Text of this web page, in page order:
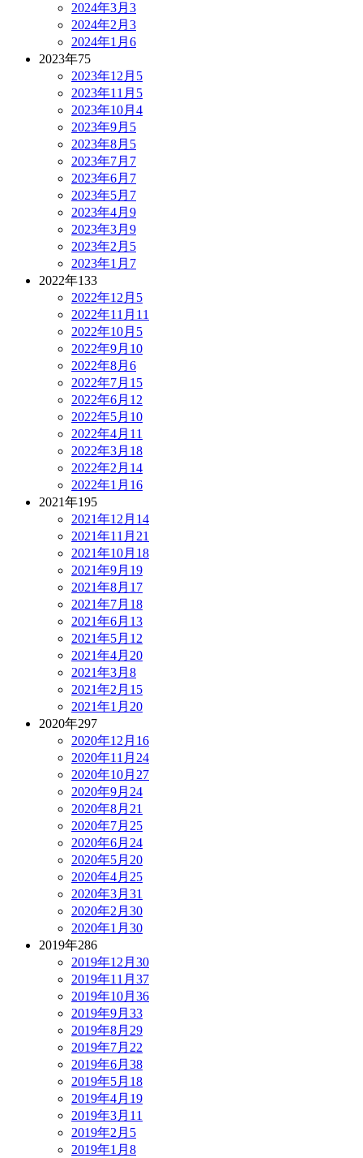
2024年3月 3
2024年2月 3
2024年1月 6
2023年75
2023年12月 5
2023年11月 5
2023年10月 4
2023年9月 5
2023年8月 5
2023年7月 7
2023年6月 7
2023年5月 7
2023年4月 9
2023年3月 9
2023年2月 5
2023年1月 7
2022年133
2022年12月 5
2022年11月 11
2022年10月 5
2022年9月 10
2022年8月 6
2022年7月 15
2022年6月 12
2022年5月 10
2022年4月 11
2022年3月 18
2022年2月 14
2022年1月 16
2021年195
2021年12月 14
2021年11月 21
2021年10月 18
2021年9月 19
2021年8月 17
2021年7月 18
2021年6月 13
2021年5月 12
2021年4月 20
2021年3月 8
2021年2月 15
2021年1月 20
2020年297
2020年12月 16
2020年11月 24
2020年10月 27
2020年9月 24
2020年8月 21
2020年7月 25
2020年6月 24
2020年5月 20
2020年4月 25
2020年3月 31
2020年2月 30
2020年1月 30
2019年286
2019年12月 30
2019年11月 37
2019年10月 36
2019年9月 33
2019年8月 29
2019年7月 22
2019年6月 38
2019年5月 18
2019年4月 19
2019年3月 11
2019年2月 5
2019年1月 8